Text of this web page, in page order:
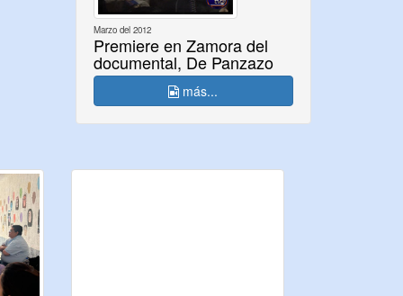
Marzo del 2012
Premiere en Zamora del
documental, De Panzazo
más...